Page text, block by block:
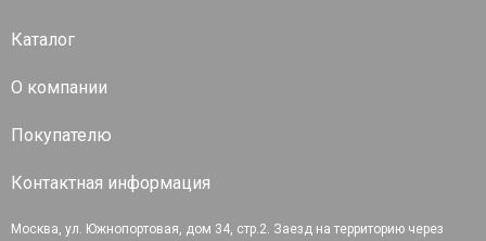
Каталог
О компании
Покупателю
Контактная информация
Москва, ул. Южнопортовая, дом 34, стр.2. Заезд на территорию через